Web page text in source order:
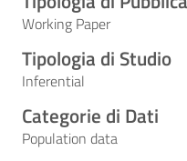
Working Paper
Tipologia di Studio
Inferential
Categorie di Dati
Population data